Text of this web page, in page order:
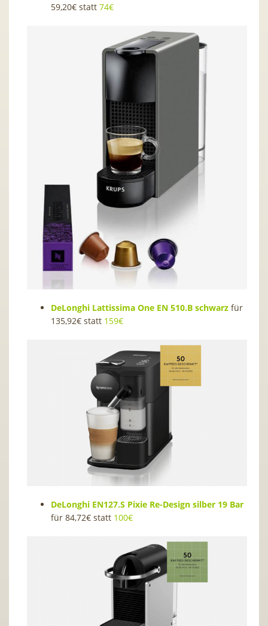
59,20€ statt 74€
DeLonghi Lattissima One EN 510.B schwarz für
135,92€ statt 159€
DeLonghi EN127.S Pixie Re-Design silber 19 Bar
für 84,72€ statt 100€